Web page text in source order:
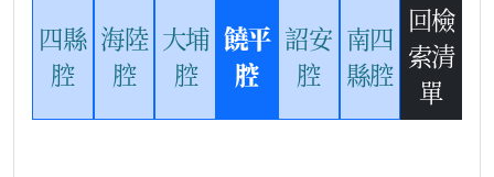
四縣
腔
海陸
腔
大埔
腔
饒平
腔
詔安
腔
南四
縣腔
回檢
索清
單